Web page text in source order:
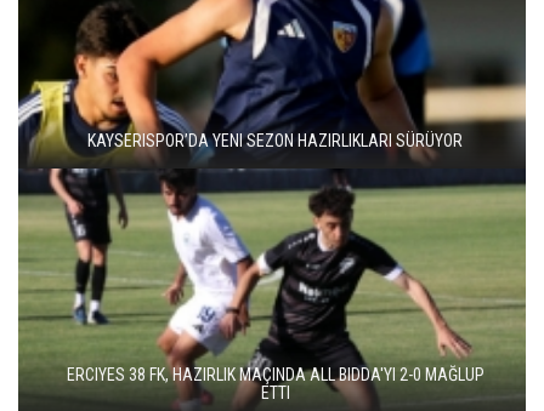
KAYSERISPOR’DA YENI SEZON HAZIRLIKLARI SÜRÜYOR
ERCIYES 38 FK, HAZIRLIK MAÇINDA ALL BIDDA'YI 2-0 MAĞLUP
ETTI